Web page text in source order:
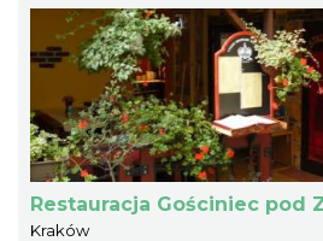
Restauracja Gościniec pod
Kraków